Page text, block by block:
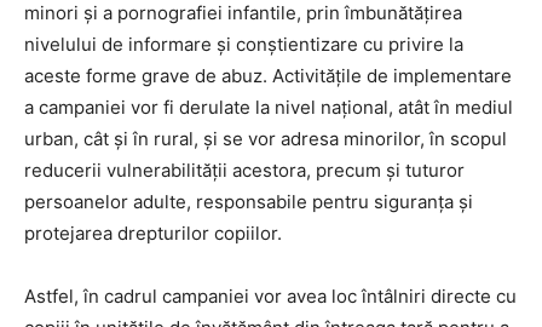
minori și a pornografiei infantile, prin îmbunătățirea
nivelului de informare și conștientizare cu privire la
aceste forme grave de abuz. Activitățile de implementare
a campaniei vor fi derulate la nivel național, atât în mediul
urban, cât și în rural, și se vor adresa minorilor, în scopul
reducerii vulnerabilității acestora, precum și tuturor
persoanelor adulte, responsabile pentru siguranța și
protejarea drepturilor copiilor.
Astfel, în cadrul campaniei vor avea loc întâlniri directe cu